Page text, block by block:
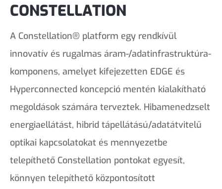
CONSTELLATION
A Constellation® platform egy rendkívül
innovatív és rugalmas áram-/adatinfrastruktúra-
komponens, amelyet kifejezetten EDGE és
Hyperconnected koncepció mentén kialakítható
megoldások számára terveztek. Hibamenedzselt
energiaellátást, hibrid tápellátású/adatátvitelű
optikai kapcsolatokat és mennyezetbe
telepíthető Constellation pontokat egyesít,
könnyen telepíthető központosított